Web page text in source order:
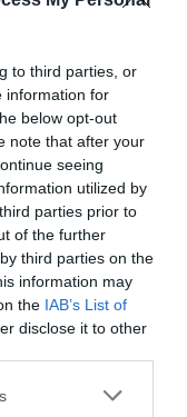
to third parties, or
information for
below opt-out
note that after your
seeing
utilized by
parties prior to
of the further
third parties on the
information may
the IAB’s List of
disclose it to other
que se
a la empresa
móvil.
en la red y
de café de la
supone; o, en
que pagar los
que